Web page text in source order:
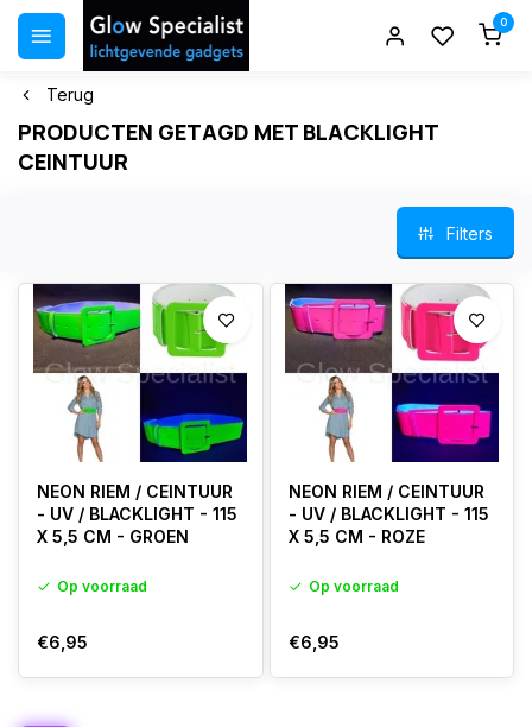
0
Terug
PRODUCTEN GETAGD MET BLACKLIGHT
CEINTUUR
Filters
NEON RIEM / CEINTUUR
- UV / BLACKLIGHT - 115
X 5,5 CM - GROEN
Op voorraad
€6,95
NEON RIEM / CEINTUUR
- UV / BLACKLIGHT - 115
X 5,5 CM - ROZE
Op voorraad
€6,95